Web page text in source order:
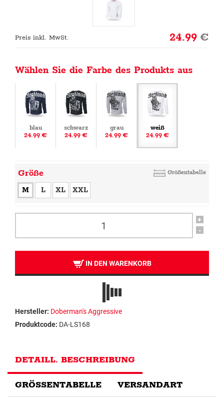
Preis inkl. MwSt. 24.99€
Wählen Sie die Farbe des Produkts aus
blau
24.99 €
schwarz
24.99 €
grau
24.99 €
weiß
24.99 €
Größe Größentabelle
M L XL XXL
+
-
IN DEN WARENKORB
Hersteller: Doberman's Aggressive
Produktcode: DA-LS168
DETAILL. BESCHREIBUNG
GRÖSSENTABELLE VERSANDART